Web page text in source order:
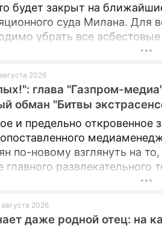
будет закрыт на
суда Милана. Для
убрать все
из цеха, сообщает
2026
глава "Газпром-
обман "Битвы
и предельно откровенное
по-новому взглянуть на
главного развлекательного
2026
даже родной отец: на